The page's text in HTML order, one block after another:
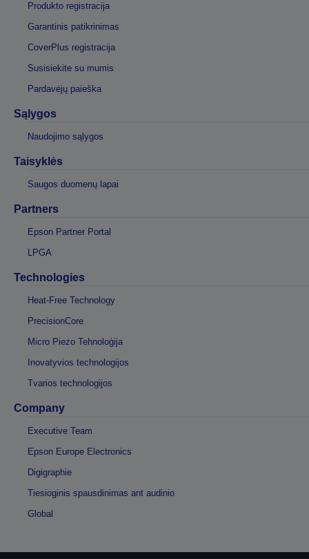
Produkto registracija
Garantinis patikrinimas
CoverPlus registracija
Susisiekite su mumis
Pardavėjų paieška
Sąlygos
Naudojimo sąlygos
Taisyklės
Saugos duomenų lapai
Partners
Epson Partner Portal
LPGA
Technologies
Heat-Free Technology
PrecisionCore
Micro Piezo Tehnoloģija
Inovatyvios technologijos
Tvarios technologijos
Company
Executive Team
Epson Europe Electronics
Digigraphie
Tiesioginis spausdinimas ant audinio
Global